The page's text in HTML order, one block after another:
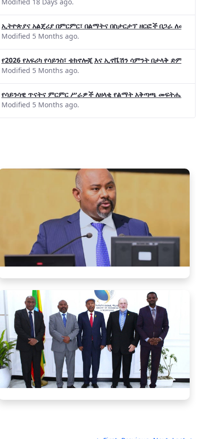
ኢትዮጵያና አልጄሪያ በምርምር፣ በልማትና በስታርታፕ ዘርፎች በጋራ ለመስራት መከሩ፡፡
Modified 5 Months ago.
የ2026 የአፍሪካ የሳይንስ፣ ቴክኖሎጂ እና ኢኖቬሽን ሳምንት በታላቅ ድምቀት
Modified 5 Months ago.
የሳይንሳዊ ጥናትና ምርምር ሥራዎች ለዘላቂ የልማት አቅጣጫ መፍትሔ ጠቋሚ
Modified 5 Months ago.